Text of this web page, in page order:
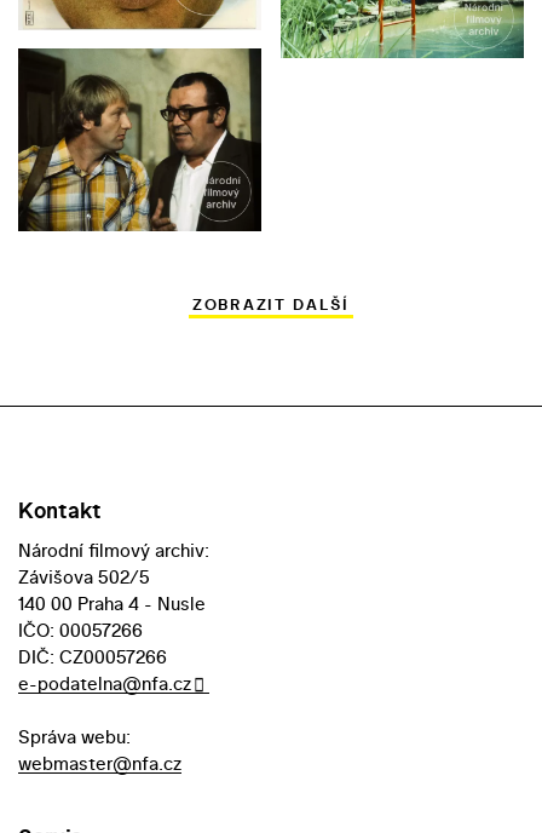
ZOBRAZIT DALŠÍ
Kontakt
Národní filmový archiv:
Závišova 502/5
140 00 Praha 4 - Nusle
IČO: 00057266
DIČ: CZ00057266
e-podatelna@nfa.cz
Správa webu:
webmaster@nfa.cz